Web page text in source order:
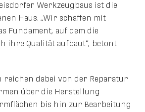
Werkzeugbaus ist die
Haus. „Wir schaffen mit
Fundament, auf dem die
ihre Qualität aufbaut“, betont
reichen dabei von der Reparatur
über die Herstellung
bis hin zur Bearbeitung